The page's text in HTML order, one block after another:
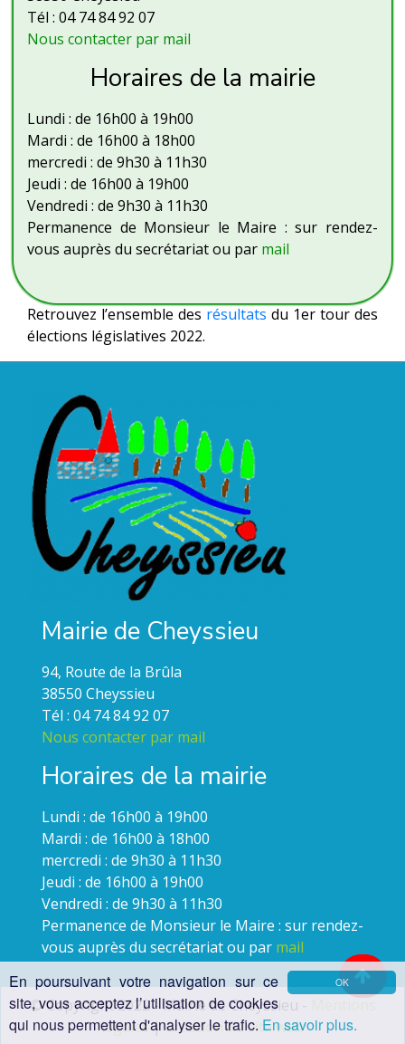
OK
En poursuivant votre navigation sur ce
site, vous acceptez l’utilisation de cookies
qui nous permettent d'analyser le trafic. En savoir plus.
Tél : 04 74 84 92 07
Nous contacter par mail
Horaires de la mairie
Lundi : de 16h00 à 19h00
Mardi : de 16h00 à 18h00
mercredi : de 9h30 à 11h30
Jeudi : de 16h00 à 19h00
Vendredi : de 9h30 à 11h30
Permanence de Monsieur le Maire : sur rendez-
vous auprès du secrétariat ou par mail
Retrouvez l’ensemble des résultats du 1er tour des
élections législatives 2022.
Mairie de Cheyssieu
94, Route de la Brûla
38550 Cheyssieu
Tél : 04 74 84 92 07
Nous contacter par mail
Horaires de la mairie
Lundi : de 16h00 à 19h00
Mardi : de 16h00 à 18h00
mercredi : de 9h30 à 11h30
Jeudi : de 16h00 à 19h00
Vendredi : de 9h30 à 11h30
Permanence de Monsieur le Maire : sur rendez-
vous auprès du secrétariat ou par mail
© Copyright 2022 - Mairie de Cheyssieu -
légales|Création du site web